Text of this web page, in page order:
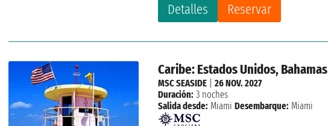
Detalles Reservar
Caribe: Estados Unidos, Bahamas
MSC SEASIDE |26 NOV. 2027
Duración: 3 noches
Salida desde: Miami Desembarque: Miami